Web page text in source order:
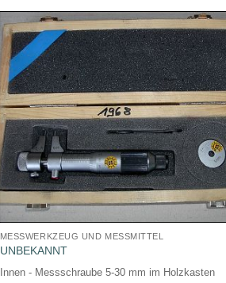
MESSWERKZEUG UND MESSMITTEL
UNBEKANNT
Innen - Messschraube 5-30 mm im Holzkasten